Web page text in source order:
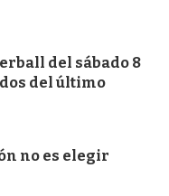
del sábado 8
del último
no es elegir